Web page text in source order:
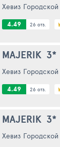
Хевиз Городской
4.49
26 отз.
MAJERIK 3*
Хевиз Городской
4.49
26 отз.
MAJERIK 3*
Хевиз Городской